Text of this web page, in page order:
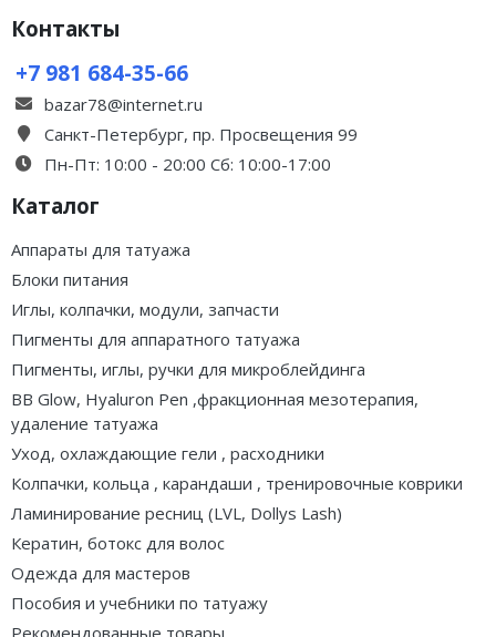
Контакты
+7 981 684-35-66
bazar78@internet.ru
Санкт-Петербург, пр. Просвещения 99
Пн-Пт: 10:00 - 20:00 Сб: 10:00-17:00
Каталог
Аппараты для татуажа
Блоки питания
Иглы, колпачки, модули, запчасти
Пигменты для аппаратного татуажа
Пигменты, иглы, ручки для микроблейдинга
BB Glow, Hyaluron Pen ,фракционная мезотерапия,
удаление татуажа
Уход, охлаждающие гели , расходники
Колпачки, кольца , карандаши , тренировочные коврики
Ламинирование ресниц (LVL, Dollys Lash)
Кератин, ботокс для волос
Одежда для мастеров
Пособия и учебники по татуажу
Рекомендованные товары